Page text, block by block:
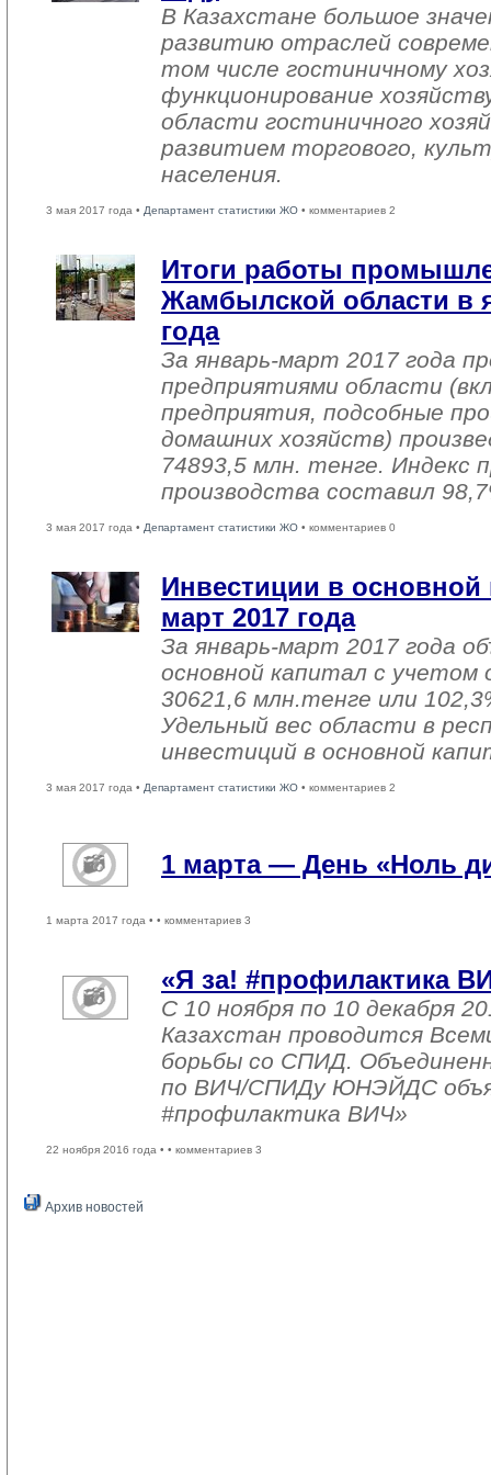
В Казахстане большое
развитию отраслей
том числе гостиничному
функционирование
области гостиничного
развитием торгового,
населения.
3 мая 2017 года • Департамент статистики ЖО • комментариев 2
Итоги работы
Жамбылской области в
года
За январь-март 2017 года
предприятиями области
предприятия, подсобные
домашних хозяйств)
74893,5 млн. тенге. Индекс
производства составил
3 мая 2017 года • Департамент статистики ЖО • комментариев 0
Инвестиции в основной
март 2017 года
За январь-март 2017 года
основной капитал с учетом
30621,6 млн.тенге или
Удельный вес области в
инвестиций в основной
3 мая 2017 года • Департамент статистики ЖО • комментариев 2
1 марта — День «Ноль
1 марта 2017 года • • комментариев 3
«Я за! #профилактика
С 10 ноября по 10 декабря
Казахстан проводится
борьбы со СПИД.
по ВИЧ/СПИДу ЮНЭЙДС
#профилактика ВИЧ»
22 ноября 2016 года • • комментариев 3
Архив новостей